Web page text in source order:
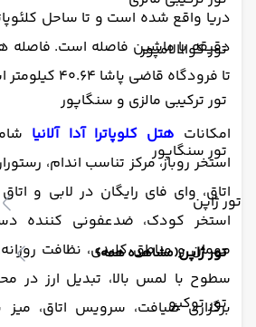
تور کوالالامپور
تور ترکیبی مالزی و سنگاپور
تور سنگاپور
تور ژاپن
تور ژاپن(مشاهده همه)
تور توکیو
دقیقه با ماشین فاصله است. فاصله هتل
تا فرودگاه قاضی پاشا 40.64 کیلومتر است.
امکانات هتل کلوپاترا آدا آلانیا
استخر روباز، مرکز تناسب اندام،
اتاق، وای فای رایگان در لابی و اتاق
استخر کودک، ضدعفونی کننده
مهمان و مناطق کلیدی، نظافت
سطوح با لمس بالا، تبدیل ارز در